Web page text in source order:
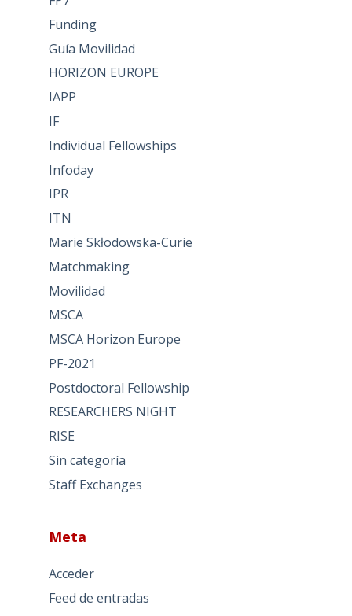
Funding
Guía Movilidad
HORIZON EUROPE
IAPP
IF
Individual Fellowships
Infoday
IPR
ITN
Marie Skłodowska-Curie
Matchmaking
Movilidad
MSCA
MSCA Horizon Europe
PF-2021
Postdoctoral Fellowship
RESEARCHERS NIGHT
RISE
Sin categoría
Staff Exchanges
Meta
Acceder
Feed de entradas